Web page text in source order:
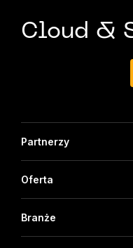
Cloud &
Partnerzy
Oferta
Branże